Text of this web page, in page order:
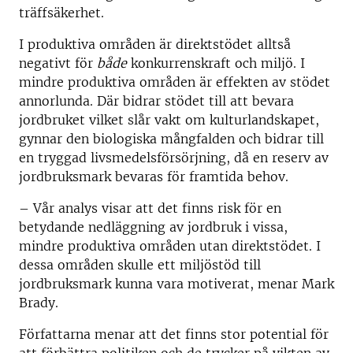
träffsäkerhet.
I produktiva områden är direktstödet alltså
negativt för bådekonkurrenskraft och miljö. I
mindre produktiva områden är effekten av stödet
annorlunda. Där bidrar stödet till att bevara
jordbruket vilket slår vakt om kulturlandskapet,
gynnar den biologiska mångfalden och bidrar till
en tryggad livsmedelsförsörjning, då en reserv av
jordbruksmark bevaras för framtida behov.
– Vår analys visar att det finns risk för en
betydande nedläggning av jordbruk i vissa,
mindre produktiva områden utan direktstödet. I
dessa områden skulle ett miljöstöd till
jordbruksmark kunna vara motiverat, menar Mark
Brady.
Författarna menar att det finns stor potential för